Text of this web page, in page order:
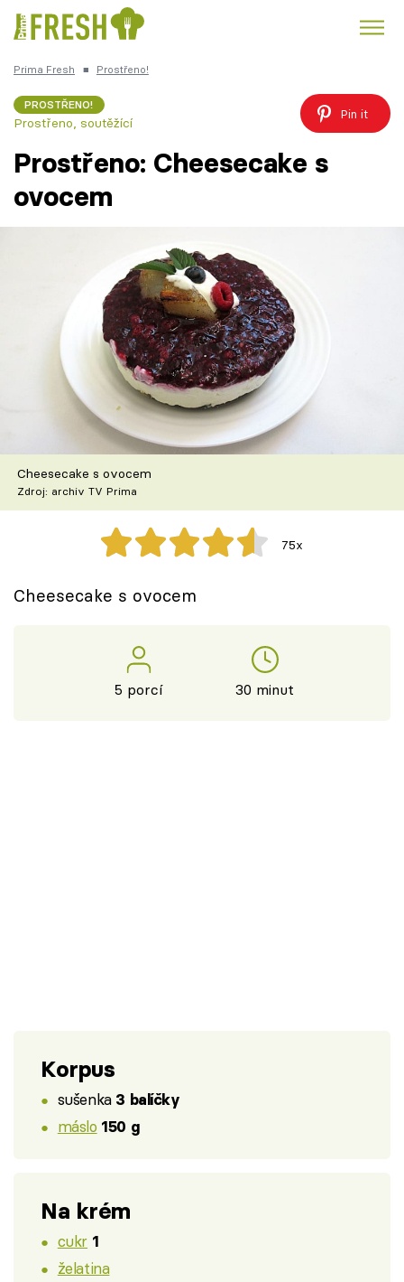
Česká kuchyně
Články
TV Program
Škola vaření
Recepty z TV
Speciál: Cuketa
Těhotnej kuchař
Sledujte prima+
Prima Fresh ■ Prostřeno!
PROSTŘENO!
Prostřeno, soutěžící
Pin it
Prostřeno: Cheesecake s
ovocem
Cheesecake s ovocem
Zdroj: archiv TV Prima
75x
Cheesecake s ovocem
5 porcí 30 minut
Korpus
sušenka 3 balíčky
máslo 150 g
Na krém
cukr 1
želatina